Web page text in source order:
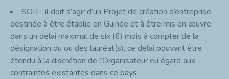
SOIT : il doit s’agir d’un Projet de création d’entreprise
destinée à être établie en Guinée et à être mis en œuvre
dans un délai maximal de six (6) mois à compter de la
désignation du ou des lauréat(s), ce délai pouvant être
étendu à la discrétion de l’Organisateur eu égard aux
contraintes existantes dans ce pays,